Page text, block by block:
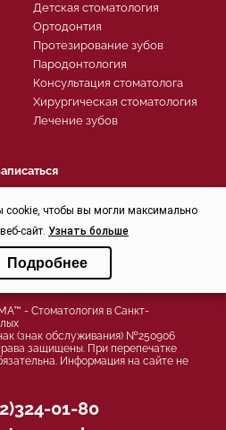
Детская стоматология
Ортодонтия
Протезирование зубов
Пародонтология
Консультация стоматолога
Хирургическая стоматология
Лечение зубов
звонок
вопрос
качества
- Стоматология в Санкт-
(знак обслуживания) №250906
защищены. При перепечатке
Информация на сайте не
01-80
cookie, чтобы вы могли максимально
сайт. Узнать больше
Подробнее